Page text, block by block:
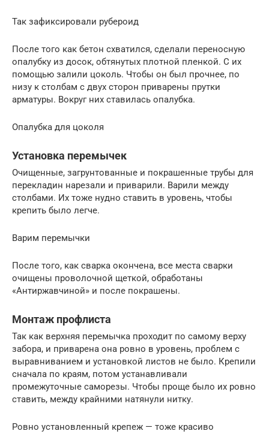
Так зафиксировали рубероид
После того как бетон схватился, сделали переносную
опалубку из досок, обтянутых плотной пленкой. С их
помощью залили цоколь. Чтобы он был прочнее, по
низу к столбам с двух сторон приварены прутки
арматуры. Вокруг них ставилась опалубка.
Опалубка для цоколя
Установка перемычек
Очищенные, загрунтованные и покрашенные трубы для
перекладин нарезали и приварили. Варили между
столбами. Их тоже нудно ставить в уровень, чтобы
крепить было легче.
Варим перемычки
После того, как сварка окончена, все места сварки
очищены проволочной щеткой, обработаны
«Антиржавчиной» и после покрашены.
Монтаж профлиста
Так как верхняя перемычка проходит по самому верху
забора, и приварена она ровно в уровень, проблем с
выравниванием и установкой листов не было. Крепили
сначала по краям, потом устанавливали
промежуточные саморезы. Чтобы проще было их ровно
ставить, между крайними натянули нитку.
Ровно установленный крепеж — тоже красиво